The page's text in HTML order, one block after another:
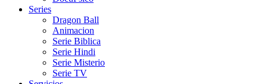
Series
Dragon Ball
Animacion
Serie Biblica
Serie Hindi
Serie Misterio
Serie TV